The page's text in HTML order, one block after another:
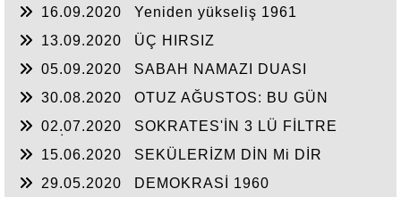
16.09.2020
Yeniden yükseliş 1961
13.09.2020
ÜÇ HIRSIZ
05.09.2020
SABAH NAMAZI DUASI
30.08.2020
OTUZ AĞUSTOS: BU GÜN
02.07.2020
SOKRATES'İN 3 LÜ FİLTRE
15.06.2020
SEKÜLERİZM DİN Mi DİR
29.05.2020
DEMOKRASİ 1960